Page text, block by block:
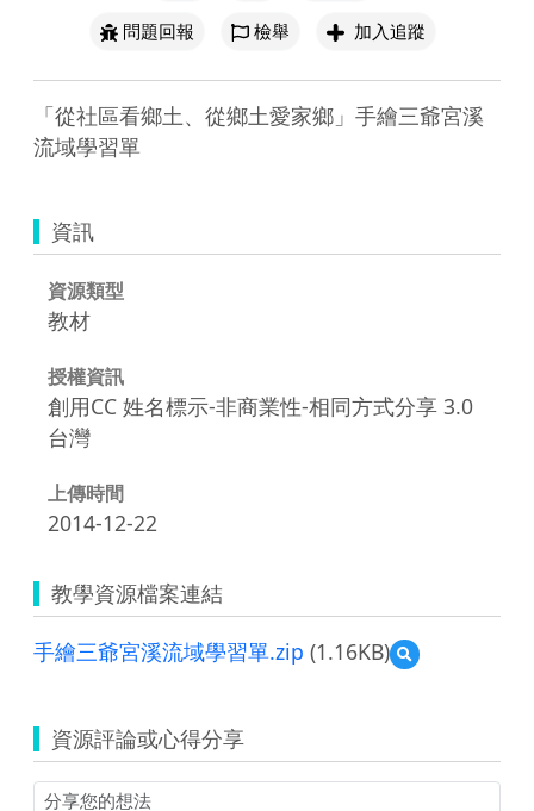
問題回報
檢舉 加入追蹤
「從社區看鄉土、從鄉土愛家鄉」手繪三爺宮溪
流域學習單
資訊
資源類型
教材
授權資訊
創用CC 姓名標示-非商業性-相同方式分享 3.0
台灣
上傳時間
2014-12-22
教學資源檔案連結
手繪三爺宮溪流域學習單.zip (1.16KB)
預
覽
爺
宮
資源評論或心得分享